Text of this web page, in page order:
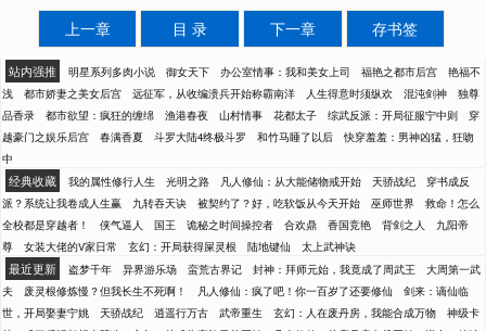
上一章 目 录 下一章 存书签
站内强推 明星系列多肉小说 御女天下 办公室情事：我和美女上司 福艳之都市后宫
艳福不
浅
都市娇妻之美女后宫 远征军，从收编溃兵开始称霸南洋 人生得意时须纵欢 混沌剑神
独尊
品香录
都市欲望：疯狂的缠绵 渔港春夜 山村情事 花都太子 综武反派：开局征服宁中则
穿
越豪门之娱乐后宫
春满香夏 斗罗大陆4终极斗罗 和竹马睡了以后
快穿羞羞：男神凶猛，狂吻
中
经典收藏 我的属性修行人生 光明之路 凡人修仙：从大能储物戒开始 天骄战纪
穿书成反
派？系统让我卷成人生赢
九转吞天诀 被契约了？好，吃软饭从今天开始 巫师世界
救命！怎么
全校都是穿越者！
侠气逼人 国王 诡秘之时间操控者 合欢鼎 香国竞艳 背剑之人
九阳帝
尊
女装大佬的V家日常 玄幻：开局获得屎灵根 陆地键仙 太上武神诀
最近更新 盗梦千年 异界游乐场 蛮荒古界记 封神：拜师元始，我竟成了周武王
大周第一武
夫
废灵根修炼慢？但我长生不死啊！ 凡人修仙：疯了吧！你一百岁了还要修仙
剑来：谪仙临
世，开局娶妻宁姚
天骄战纪 逍遥行万古 武帝重生 玄幻：人在废丹房，我能合成万物
神级卡